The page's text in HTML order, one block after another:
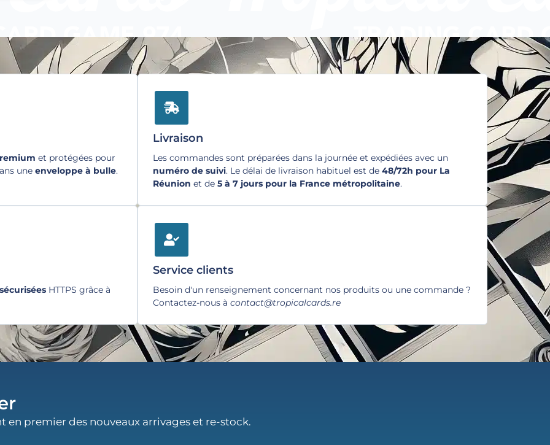
et protégées pour
une enveloppe à bulle.
Livraison
Les commandes sont préparées dans la journée et expédiées avec un
numéro de suivi. Le délai de livraison habituel est de 48/72h pour La
Réunion et de 5 à 7 jours pour la France métropolitaine.
sécurisées HTTPS grâce à
Service clients
Besoin d'un renseignement concernant nos produits ou une commande ?
Contactez-nous à contact@tropicalcards.re
en premier des nouveaux arrivages et re-stock.